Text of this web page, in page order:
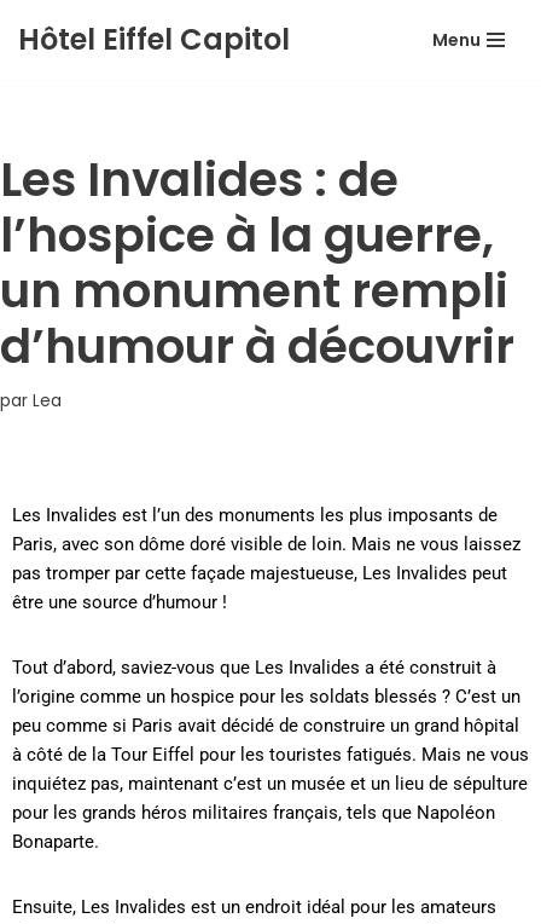
Hôtel Eiffel Capitol Menu
Les Invalides : de
l’hospice à la guerre,
un monument rempli
d’humour à découvrir
par Lea
Les Invalides est l’un des monuments les plus imposants de
Paris, avec son dôme doré visible de loin. Mais ne vous laissez
pas tromper par cette façade majestueuse, Les Invalides peut
être une source d’humour !
Tout d’abord, saviez-vous que Les Invalides a été construit à
l’origine comme un hospice pour les soldats blessés ? C’est un
peu comme si Paris avait décidé de construire un grand hôpital
à côté de la Tour Eiffel pour les touristes fatigués. Mais ne vous
inquiétez pas, maintenant c’est un musée et un lieu de sépulture
pour les grands héros militaires français, tels que Napoléon
Bonaparte.
Ensuite, Les Invalides est un endroit idéal pour les amateurs